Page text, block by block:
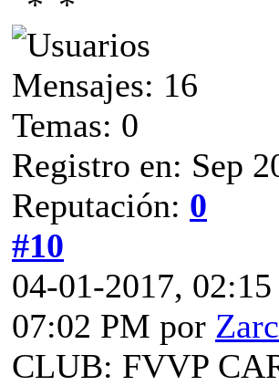
Mensajes: 16
Temas: 0
Registro en: Sep
Reputación: 0
#10
04-01-2017,
07:02 PM por
CLUB: FVVP